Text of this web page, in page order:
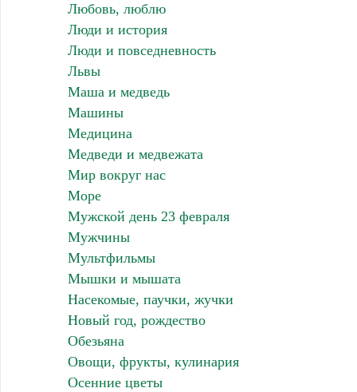
Любовь, люблю
Люди и история
Люди и повседневность
Львы
Маша и медведь
Машины
Медицина
Медведи и медвежата
Мир вокруг нас
Море
Мужской день 23 февраля
Мужчины
Мультфильмы
Мышки и мышата
Насекомые, паучки, жучки
Новый год, рождество
Обезьяна
Овощи, фрукты, кулинария
Осенние цветы